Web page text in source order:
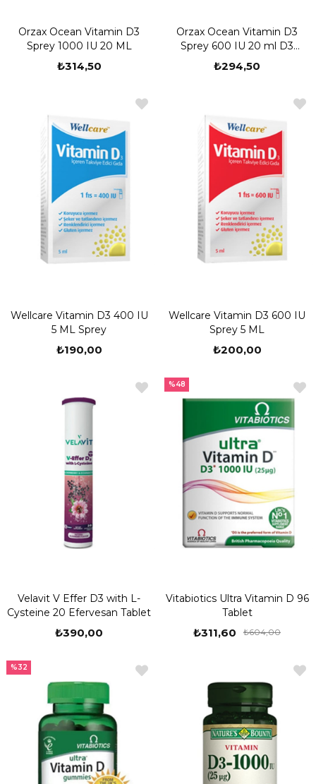
Orzax Ocean Vitamin D3
Sprey 1000 IU 20 ML
₺314,50
Orzax Ocean Vitamin D3
Sprey 600 IU 20 ml D3
Vitamin Takviyesi
₺294,50
Wellcare Vitamin D3 400 IU
5 ML Sprey
₺190,00
Wellcare Vitamin D3 600 IU
Sprey 5 ML
₺200,00
Velavit V Effer D3 with L-
Cysteine 20 Efervesan Tablet
₺390,00
Vitabiotics Ultra Vitamin D 96
Tablet
₺311,60 ₺604,00
%48
%32